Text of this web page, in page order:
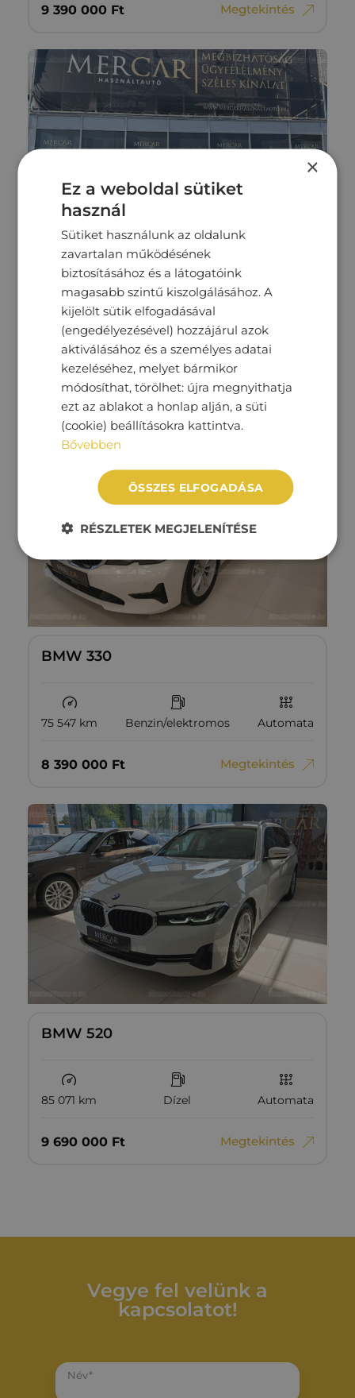
9‏‏‎ ‎390‏‏‎ ‎000 Ft Megtekintés
VOLKSWAGEN ID.3
86 331 km Elektromos Automata
7‏‏‎ ‎990‏‏‎ ‎000 Ft Megtekintés
BMW 330
75 547 km Benzin/elektromos Automata
8‏‏‎ ‎390‏‏‎ ‎000 Ft Megtekintés
BMW 520
85 071 km Dízel Automata
9‏‏‎ ‎690‏‏‎ ‎000 Ft Megtekintés
Vegye fel velünk a
kapcsolatot!
Név*
×
Ez a weboldal sütiket
használ
Sütiket használunk az oldalunk
zavartalan működésének
biztosításához és a látogatóink
magasabb szintű kiszolgálásához. A
kijelölt sütik elfogadásával
(engedélyezésével) hozzájárul azok
aktiválásához és a személyes adatai
kezeléséhez, melyet bármikor
módosíthat, törölhet: újra megnyithatja
ezt az ablakot a honlap alján, a süti
(cookie) beállításokra kattintva.
Bővebben
ÖSSZES ELFOGADÁSA
RÉSZLETEK MEGJELENÍTÉSE